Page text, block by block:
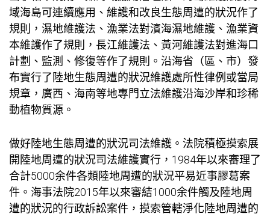
域海島可連續應用、維護和改良生態周遭的狀況作了
規則，濕地維護法、漁業法對濱海濕地維護、漁業資
本維護作了規則，長江維護法、黃河維護法對進海口
計劃、監測、修復等作了規則。沿海省（區、市）發
布實行了陸地生態周遭的狀況維護處所性律例或當局
規章，廣西、海南等地專門立法維護沿海沙岸和珍稀
動植物質源。
做好陸地生態周遭的狀況司法維護。法院積極摸索展
開陸地周遭的狀況司法維護實行，1984年以來審理了
合計5000余件各類陸地周遭的狀況平易近事膠葛案
件。海事法院2015年以來審結1000余件觸及陸地周
遭的狀況的行政訴訟案件，摸索管轄淨化陸地周遭的